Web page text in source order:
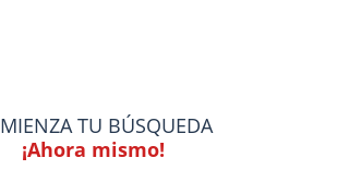
TU BÚSQUEDA
¡Ahora mismo!